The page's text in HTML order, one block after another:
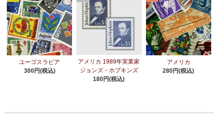
ユーゴスラビア
300円(税込)
アメリカ 1989年実業家
ジョンズ・ホプキンズ
180円(税込)
アメリカ
280円(税込)